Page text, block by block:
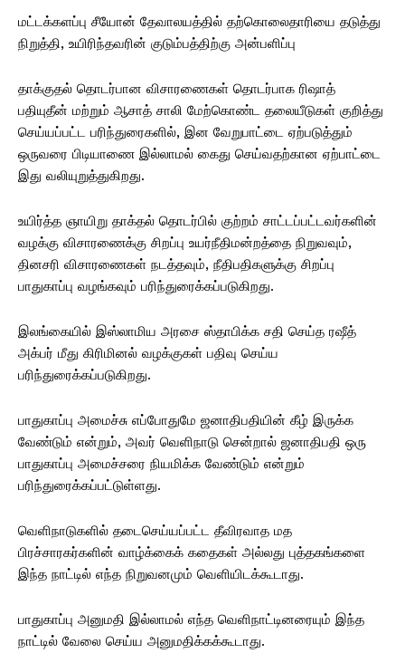
மட்டக்களப்பு சீயோன் தேவாலயத்தில் தற்கொலைதாரியை தடுத்து
நிறுத்தி, உயிரிந்தவரின் குடும்பத்திற்கு அன்பளிப்பு
தாக்குதல் தொடர்பான விசாரணைகள் தொடர்பாக ரிஷாத்
பதியுதீன் மற்றும் ஆசாத் சாலி மேற்கொண்ட தலையீடுகள் குறித்து
செய்யப்பட்ட பரிந்துரைகளில், இன வேறுபாட்டை ஏற்படுத்தும்
ஒருவரை பிடியாணை இல்லாமல் கைது செய்வதற்கான ஏற்பாட்டை
இது வலியுறுத்துகிறது.
உயிர்த்த ஞாயிறு தாக்தல் தொடர்பில் குற்றம் சாட்டப்பட்டவர்களின்
வழக்கு விசாரணைக்கு சிறப்பு உயர்நீதிமன்றத்தை நிறுவவும்,
தினசரி விசாரணைகள் நடத்தவும், நீதிபதிகளுக்கு சிறப்பு
பாதுகாப்பு வழங்கவும் பரிந்துரைக்கப்படுகிறது.
இலங்கையில் இஸ்லாமிய அரசை ஸ்தாபிக்க சதி செய்த ரஷீத்
அக்பர் மீது கிரிமினல் வழக்குகள் பதிவு செய்ய
பரிந்துரைக்கப்படுகிறது.
பாதுகாப்பு அமைச்சு எப்போதுமே ஜனாதிபதியின் கீழ் இருக்க
வேண்டும் என்றும், அவர் வெளிநாடு சென்றால் ஜனாதிபதி ஒரு
பாதுகாப்பு அமைச்சரை நியமிக்க வேண்டும் என்றும்
பரிந்துரைக்கப்பட்டுள்ளது.
வெளிநாடுகளில் தடைசெய்யப்பட்ட தீவிரவாத மத
பிரச்சாரகர்களின் வாழ்க்கைக் கதைகள் அல்லது புத்தகங்களை
இந்த நாட்டில் எந்த நிறுவனமும் வெளியிடக்கூடாது.
பாதுகாப்பு அனுமதி இல்லாமல் எந்த வெளிநாட்டினரையும் இந்த
நாட்டில் வேலை செய்ய அனுமதிக்கக்கூடாது.